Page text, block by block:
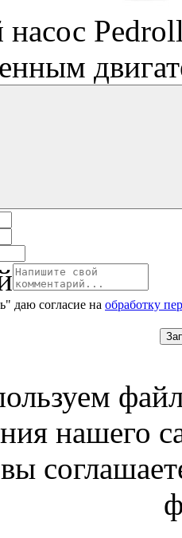
даю согласие на обработку
нашего
вы